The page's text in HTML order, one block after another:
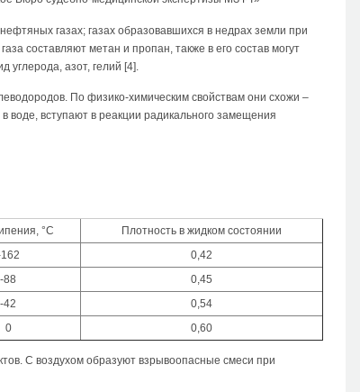
газах; газах образовавшихся в недрах земли при
составляют метан и пропан, также в его состав могут
углерода, азот, гелий [4].
По физико-химическим свойствам они схожи –
вступают в реакции радикального замещения
°С
Плотность в жидком состоянии
0,42
-88
0,45
-42
0,54
0 0,60
С воздухом образуют взрывоопасные смеси при